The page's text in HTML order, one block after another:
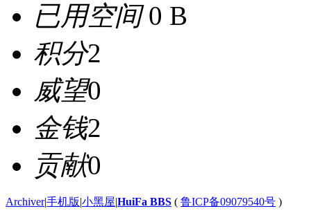
已用空间0 B
积分2
威望0
金钱2
贡献0
Archiver|手机版|小黑屋|HuiFa BBS ( 鲁ICP备09079540号 )